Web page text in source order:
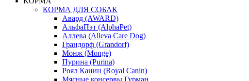
КОРМА ДЛЯ СОБАК
Авард (AWARD)
АльфаПэт (AlphaPet)
Аллева (Alleva Care Dog)
Грандорф (Grandorf)
Монж (Monge)
Пурина (Purina)
Роял Канин (Royal Canin)